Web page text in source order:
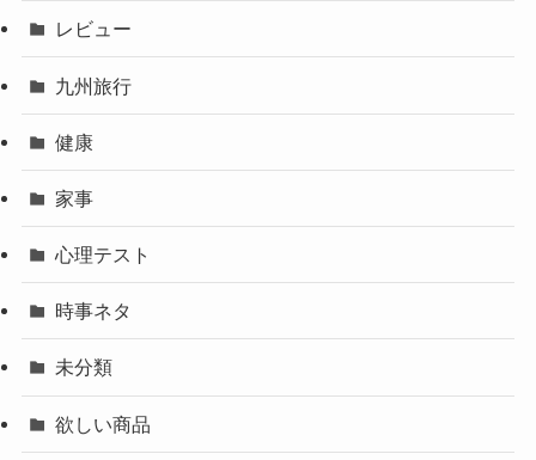
レビュー
九州旅行
健康
家事
心理テスト
時事ネタ
未分類
欲しい商品